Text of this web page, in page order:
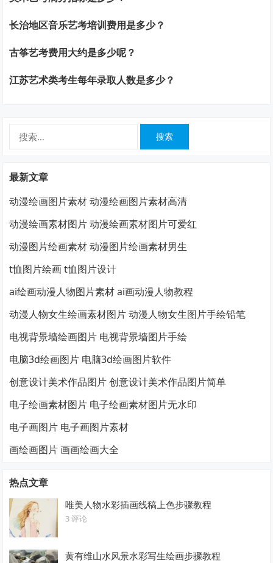
长治地区音乐艺考培训费用是多少？
古筝艺考费用大约是多少呢？
江苏艺术类考生每年录取人数是多少？
最新文章
动漫绘画图片素材 动漫绘画图片素材高清
动漫绘画素材图片 动漫绘画素材图片可爱红
动漫图片绘画素材 动漫图片绘画素材男生
t恤图片绘画 t恤图片设计
ai绘画动漫人物图片素材 ai画动漫人物教程
动漫人物女生绘画素材图片 动漫人物女生图片手绘铅笔
电视背景墙绘画图片 电视背景墙图片手绘
电脑3d绘画图片 电脑3d绘画图片软件
创意设计美术作品图片 创意设计美术作品图片简单
电子绘画素材图片 电子绘画素材图片无水印
电子画图片 电子画图片素材
画绘画图片 画画绘画大全
热点文章
唯美人物水彩插画线稿上色步骤教程
3 评论
黄有维山水风景水彩写生绘画步骤教程